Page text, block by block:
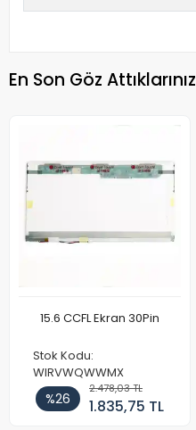
En Son Göz Attıklarınız
15.6 CCFL Ekran 30Pin
Stok Kodu:
WIRVWQWWMX
%26
2.478,03 TL
1.835,75 TL